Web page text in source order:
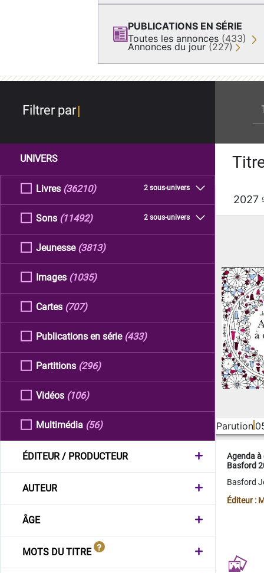
PUBLICATIONS EN SÉRIE
Toutes les annonces (433)
Annonces du jour (227)
Filtrer par
UNIVERS
Livres 2 sous-univers
(36210)
Sons 2 sous-univers
(11492)
Jeunesse (3813)
Images (1035)
Cartes (707)
Publications en série (433)
Partitions (296)
Vidéos (106)
Multimédia (56)
ÉDITEUR / PRODUCTEUR
AUTEUR
ÂGE
MOTS DU TITRE
2027
Parution
Agenda
Basford
Basford
Éditeur :